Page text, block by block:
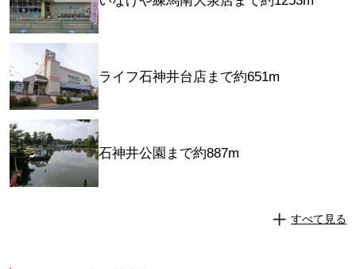
ライフ石神井台店まで約651m
石神井公園まで約887m
すべて見る